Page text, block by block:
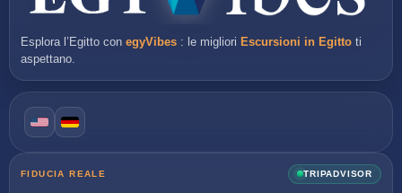
Esplora l’Egitto con egyVibes : le migliori Escursioni in Egitto ti
aspettano.
FIDUCIA REALE TRIPADVISOR